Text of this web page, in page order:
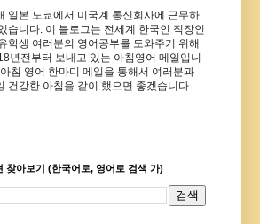
일본 도쿄에서 미국계 통신회사에 근무하
습니다. 이 블로그는 전세계 한국인 직장인
학생 여러분의 영어공부를 도와주기 위해
년전부터 보내고 있는 아침영어 메일입니
침 영어 한마디 메일을 통해서 여러분과
건강한 아침을 같이 했으면 좋겠습니다.
찾아보기 (한국어로, 영어로 검색 가)